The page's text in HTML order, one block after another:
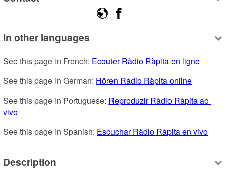
In other languages
See this page in French: Ecouter Ràdio Ràpita en ligne
See this page in German: Hören Ràdio Ràpita online
See this page in Portuguese: Reproduzir Ràdio Ràpita ao
vivo
See this page in Spanish: Escuchar Ràdio Ràpita en vivo
Description